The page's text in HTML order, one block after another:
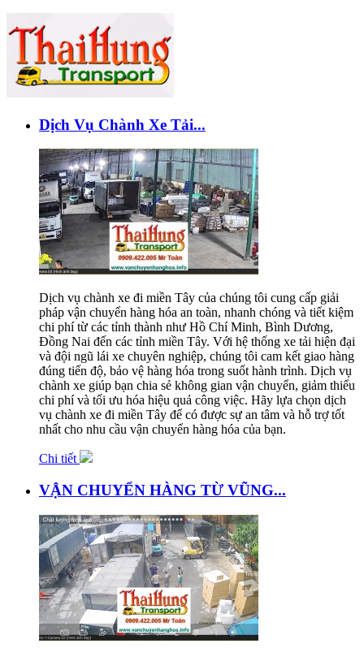
Dịch Vụ Chành Xe Tải...
Dịch vụ chành xe đi miền Tây của chúng tôi cung cấp giải
pháp vận chuyển hàng hóa an toàn, nhanh chóng và tiết kiệm
chi phí từ các tỉnh thành như Hồ Chí Minh, Bình Dương,
Đồng Nai đến các tỉnh miền Tây. Với hệ thống xe tải hiện đại
và đội ngũ lái xe chuyên nghiệp, chúng tôi cam kết giao hàng
đúng tiến độ, bảo vệ hàng hóa trong suốt hành trình. Dịch vụ
chành xe giúp bạn chia sẻ không gian vận chuyển, giảm thiểu
chi phí và tối ưu hóa hiệu quả công việc. Hãy lựa chọn dịch
vụ chành xe đi miền Tây để có được sự an tâm và hỗ trợ tốt
nhất cho nhu cầu vận chuyển hàng hóa của bạn.
Chi tiết
VẬN CHUYỂN HÀNG TỪ VŨNG...